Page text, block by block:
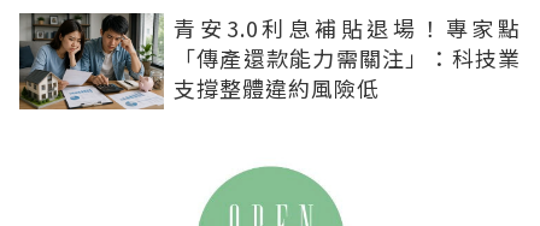
青安3.0利息補貼退場！專家點
「傳產還款能力需關注」：科技業
支撐整體違約風險低